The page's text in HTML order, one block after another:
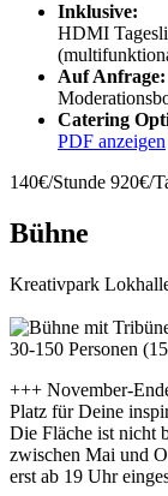
Inklusive:
HDMI
Auf Anfrage:
Catering
PDF anzeigen
140€/Stunde 920€/
Bühne
Kreativpark
30-150 Personen
+++ November-
Platz für Deine
Die Fläche ist nicht
zwischen Mai und
erst ab 19 Uhr